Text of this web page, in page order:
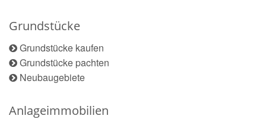
Grundstücke
Grundstücke kaufen
Grundstücke pachten
Neubaugebiete
Anlageimmobilien